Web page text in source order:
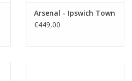
Arsenal - Ipswich Town
€449,00